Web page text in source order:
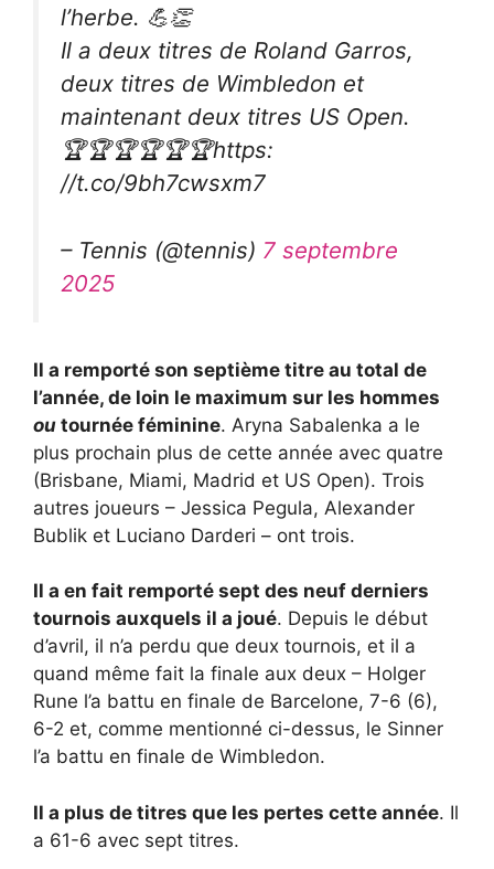
l’herbe. 💪👏
Il a deux titres de Roland Garros,
deux titres de Wimbledon et
maintenant deux titres US Open.
🏆🏆🏆🏆🏆🏆https:
//t.co/9bh7cwsxm7
– Tennis (@tennis) 7 septembre
2025
Il a remporté son septième titre au total de
l’année, de loin le maximum sur les hommes
ou tournée féminine. Aryna Sabalenka a le
plus prochain plus de cette année avec quatre
(Brisbane, Miami, Madrid et US Open). Trois
autres joueurs – Jessica Pegula, Alexander
Bublik et Luciano Darderi – ont trois.
Il a en fait remporté sept des neuf derniers
tournois auxquels il a joué. Depuis le début
d’avril, il n’a perdu que deux tournois, et il a
quand même fait la finale aux deux – Holger
Rune l’a battu en finale de Barcelone, 7-6 (6),
6-2 et, comme mentionné ci-dessus, le Sinner
l’a battu en finale de Wimbledon.
Il a plus de titres que les pertes cette année. Il
a 61-6 avec sept titres.